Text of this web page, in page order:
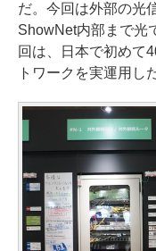
だ。今回は外部の光
ShowNet内部まで光
回は、日本で初めて
トワークを実運用し